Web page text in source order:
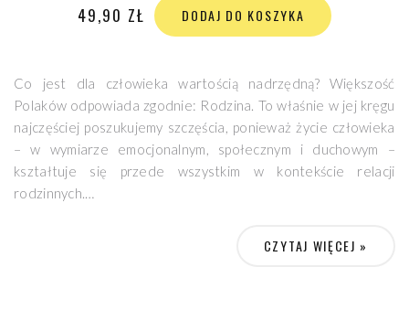
49,90 ZŁ DODAJ DO KOSZYKA
Co jest dla człowieka wartością nadrzędną? Większość
Polaków odpowiada zgodnie: Rodzina. To właśnie w jej kręgu
najczęściej poszukujemy szczęścia, ponieważ życie człowieka
– w wymiarze emocjonalnym, społecznym i duchowym –
kształtuje się przede wszystkim w kontekście relacji
rodzinnych.
naturze człowieka, aby ukazać istotę małżeństwa,
CZYTAJ WIĘCEJ »